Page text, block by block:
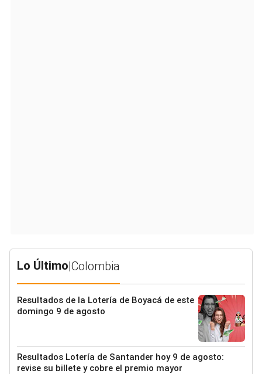
Lo Último|Colombia
Resultados de la Lotería de Boyacá de este
domingo 9 de agosto
Resultados Lotería de Santander hoy 9 de agosto:
revise su billete y cobre el premio mayor